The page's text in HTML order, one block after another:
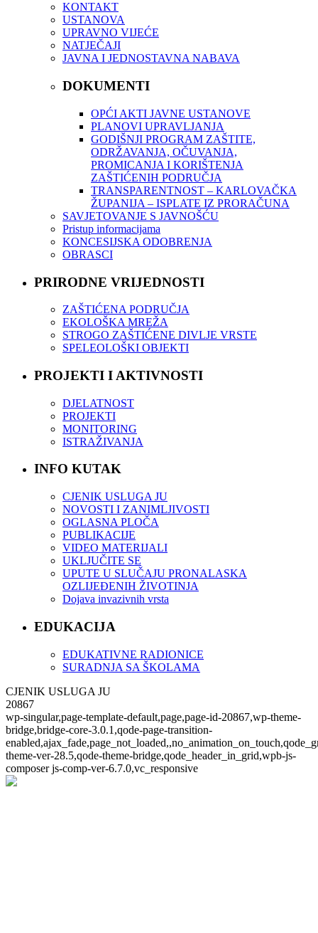
KONTAKT
USTANOVA
UPRAVNO VIJEĆE
NATJEČAJI
JAVNA I JEDNOSTAVNA NABAVA
DOKUMENTI
OPĆI AKTI JAVNE USTANOVE
PLANOVI UPRAVLJANJA
GODIŠNJI PROGRAM ZAŠTITE,
ODRŽAVANJA, OČUVANJA,
PROMICANJA I KORIŠTENJA
ZAŠTIĆENIH PODRUČJA
TRANSPARENTNOST – KARLOVAČKA
ŽUPANIJA – ISPLATE IZ PRORAČUNA
SAVJETOVANJE S JAVNOŠĆU
Pristup informacijama
KONCESIJSKA ODOBRENJA
OBRASCI
PRIRODNE VRIJEDNOSTI
ZAŠTIĆENA PODRUČJA
EKOLOŠKA MREŽA
STROGO ZAŠTIĆENE DIVLJE VRSTE
SPELEOLOŠKI OBJEKTI
PROJEKTI I AKTIVNOSTI
DJELATNOST
PROJEKTI
MONITORING
ISTRAŽIVANJA
INFO KUTAK
CJENIK USLUGA JU
NOVOSTI I ZANIMLJIVOSTI
OGLASNA PLOČA
PUBLIKACIJE
VIDEO MATERIJALI
UKLJUČITE SE
UPUTE U SLUČAJU PRONALASKA
OZLIJEĐENIH ŽIVOTINJA
Dojava invazivnih vrsta
EDUKACIJA
EDUKATIVNE RADIONICE
SURADNJA SA ŠKOLAMA
CJENIK USLUGA JU
20867
wp-singular,page-template-default,page,page-id-20867,wp-theme-
bridge,bridge-core-3.0.1,qode-page-transition-
theme-ver-28.5,qode-theme-bridge,qode_header_in_grid,wpb-js-
composer js-comp-ver-6.7.0,vc_responsive